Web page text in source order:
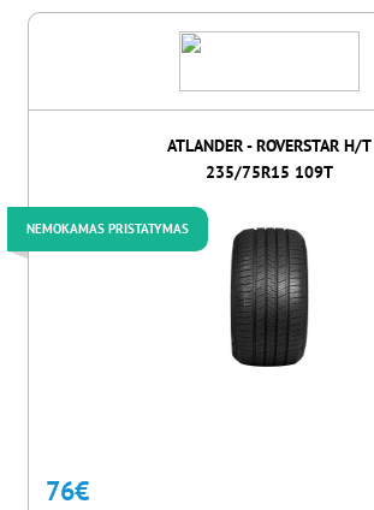
ATLANDER - ROVERSTAR H/T
235/75R15 109T
NEMOKAMAS PRISTATYMAS
76€